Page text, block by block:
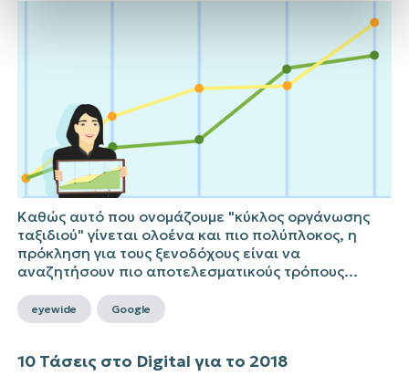
Καθώς αυτό που ονομάζουμε "κύκλος οργάνωσης
ταξιδιού" γίνεται ολοένα και πιο πολύπλοκος, η
πρόκληση για τους ξενοδόχους είναι να
αναζητήσουν πιο αποτελεσματικούς τρόπους...
eyewide Google
10 Τάσεις στο Digital για το 2018